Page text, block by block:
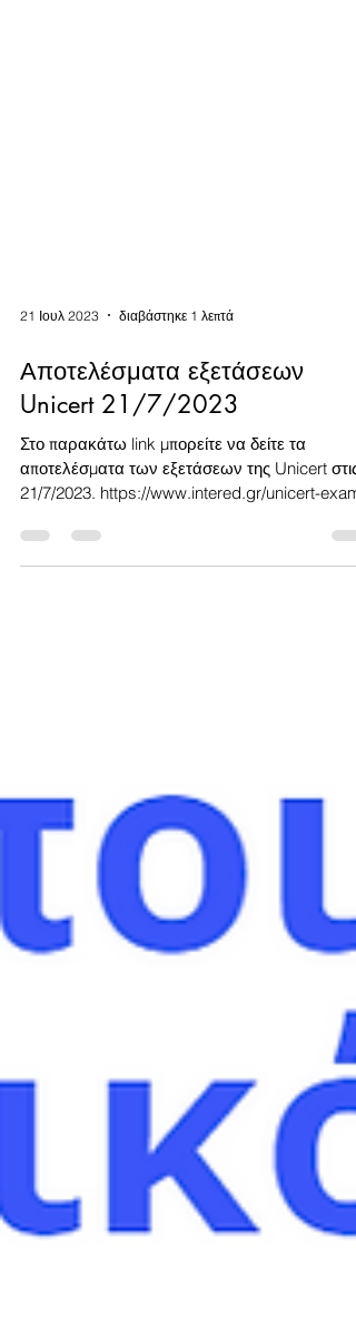
διαβάστηκε 1 λεπτά
Αποτελέσματα εξετάσεων
Unicert 21/7/2023
αποτελέσματα των εξετάσεων της Unicert στις
21/7/2023. https://www.intered.gr/unicert-